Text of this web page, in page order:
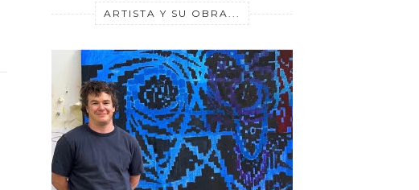
ARTISTA Y SU OBRA...